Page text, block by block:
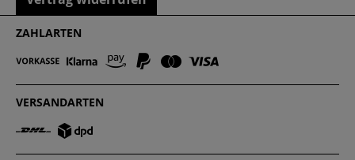
ZAHLARTEN
VERSANDARTEN